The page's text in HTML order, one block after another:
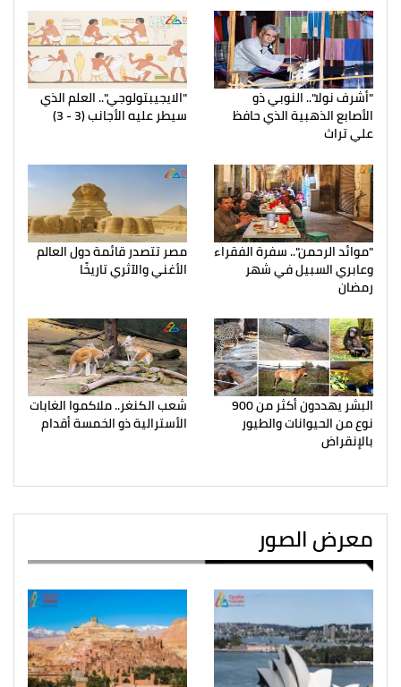
"أشرف نولا".. النوبي ذو
الأصابع الذهبية الذي حافظ
علي تراث
"الايجيبتولوجي".. العلم الذي
سيطر عليه الأجانب (3 - 3)
"موائد الرحمن".. سفرة الفقراء
وعابري السبيل في شهر
رمضان
مصر تتصدر قائمة دول العالم
الأغني والآثري تاريخًا
البشر يهددون أكثر من 900
نوع من الحيوانات والطيور
بالإنقراض
شعب الكنغر.. ملاكموا الغابات
الأسترالية ذو الخمسة أقدام
معرض الصور